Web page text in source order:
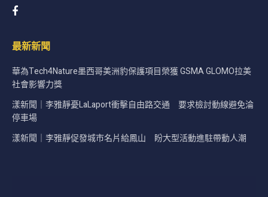
最新新聞
華為Tech4Nature墨西哥美洲豹保護項目榮獲 GSMA GLOMO拉美
社會影響力獎
漾新聞｜李雅靜憂LaLaport衝擊自由路交通 要求檢討動線避免淪
停車場
漾新聞｜李雅靜促發城市名片給鳳山 盼大型活動進駐帶動人潮